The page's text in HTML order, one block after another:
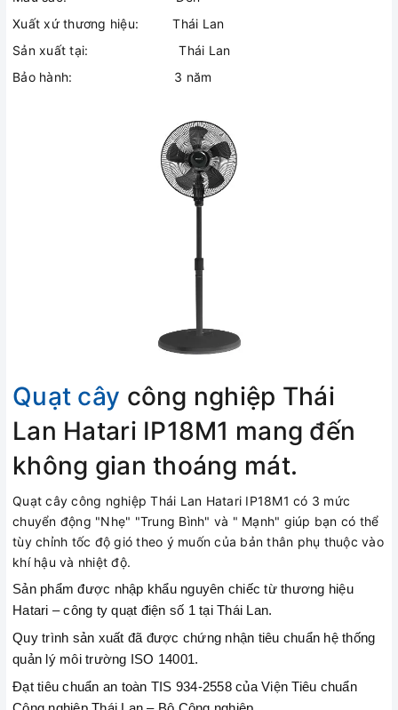
Xuất xứ thương hiệu: Thái Lan
Sản xuất tại: Thái Lan
Bảo hành: 3 năm
Quạt cây công nghiệp Thái
Lan Hatari IP18M1 mang đến
không gian thoáng mát.
Quạt cây công nghiệp Thái Lan Hatari IP18M1 có 3 mức
chuyển động "Nhẹ" "Trung Bình" và " Mạnh" giúp bạn có thể
tùy chỉnh tốc độ gió theo ý muốn của bản thân phụ thuộc vào
khí hậu và nhiệt độ.
Sản phẩm được nhập khẩu nguyên chiếc từ thương hiệu
Hatari – công ty quạt điện số 1 tại Thái Lan.
Quy trình sản xuất đã được chứng nhận tiêu chuẩn hệ thống
quản lý môi trường ISO 14001.
Đạt tiêu chuẩn an toàn TIS 934-2558 của Viện Tiêu chuẩn